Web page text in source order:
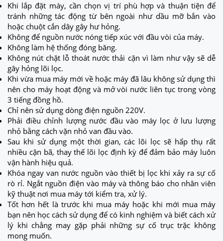
Khi lắp đặt máy, cần chọn vị trí phù hợp và thuận tiện để
tránh những tác động từ bên ngoài như dầu mỡ bắn vào
hoặc chuột cắn dây gây hư hỏng.
Không để nguồn nước nóng tiếp xúc với đầu vòi của máy.
Không làm hệ thống đóng băng.
Không nút chặt lỗ thoát nước thải cặn vì làm như vậy sẽ dễ
gây hỏng lõi lọc.
Khi vừa mua máy mới về hoặc máy đã lâu không sử dụng thì
nên cho máy hoạt động và mở vòi nước liên tục trong vòng
3 tiếng đồng hồ.
Chỉ nên sử dụng dòng điện nguồn 220V.
Phải điều chỉnh lượng nước đầu vào máy lọc ở lưu lượng
nhỏ bằng cách vặn nhỏ van đầu vào.
Sau khi sử dụng một thời gian, các lõi lọc sẽ hấp thụ rất
nhiều cặn bã, thay thế lõi lọc định kỳ để đảm bảo máy luôn
vận hành hiệu quả.
Khóa ngay van nước nguồn vào thiết bị lọc khi xảy ra sự cố
rò rỉ. Ngắt nguồn điện vào máy và thông báo cho nhân viên
kỹ thuật nơi mua máy tới kiểm tra, xử lý.
Tốt hơn hết là trước khi mua máy hoặc khi mới mua máy
bạn nên học cách sử dụng để có kinh nghiệm và biết cách xử
lý khi chẳng may gặp phải những sự cố trục trặc không
mong muốn.